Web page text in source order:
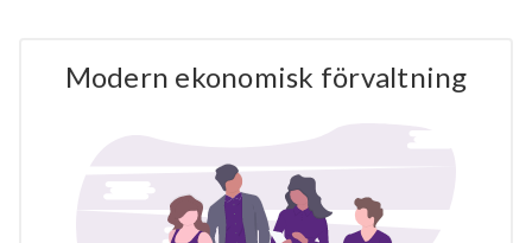
Modern ekonomisk förvaltning